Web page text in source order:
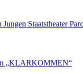
Staatstheater
„KLARKOMMEN“